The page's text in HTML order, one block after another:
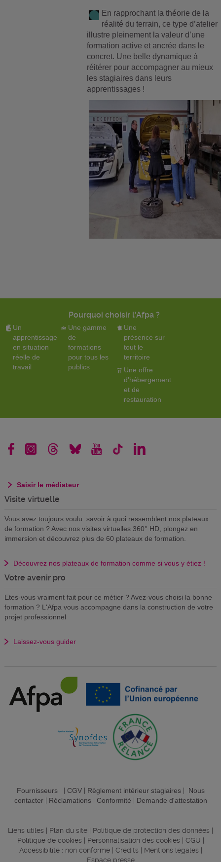
En rapprochant la théorie de la
réalité du terrain, ce type d’atelier
illustre pleinement la valeur d’une
formation active et ancrée dans le
concret. Une belle dynamique à
réitérer pour accompagner au mieux
les stagiaires dans leurs
apprentissages !
Pourquoi choisir l'Afpa ?
Un
apprentissage
en situation
réelle de
travail
Une gamme
de
formations
pour tous les
publics
Une
présence sur
tout le
territoire
Une offre
d'hébergement
et de
restauration
Saisir le médiateur
Visite virtuelle
Vous avez toujours voulu savoir à quoi ressemblent nos plateaux
de formation ? Avec nos visites virtuelles 360° HD, plongez en
immersion et découvrez plus de 60 plateaux de formation.
Découvrez nos plateaux de formation comme si vous y étiez !
Votre avenir pro
Etes-vous vraiment fait pour ce métier ? Avez-vous choisi la bonne
formation ? L'Afpa vous accompagne dans la construction de votre
projet professionnel
Laissez-vous guider
Fournisseurs| CGV| Règlement intérieur stagiaires| Nous
contacter| Réclamations| Conformité Demande d'attestation
Liens utiles Plan du site Politique de protection des données
Politique de cookies
Personnalisation des cookies CGU
Accessibilité : non conforme| Crédits Mentions légales
Espace presse